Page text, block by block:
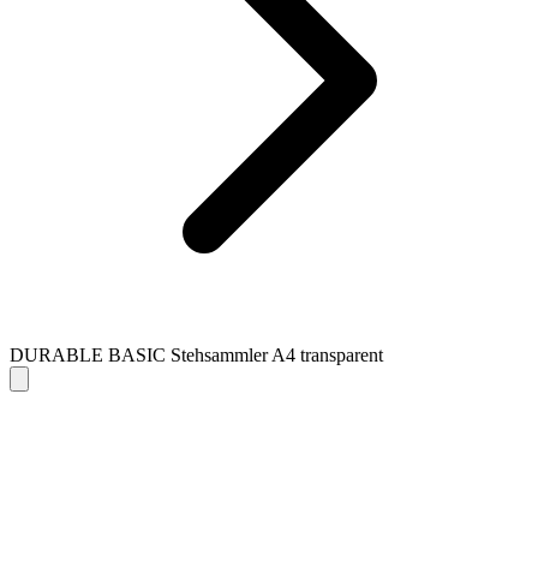
DURABLE BASIC Stehsammler A4 transparent